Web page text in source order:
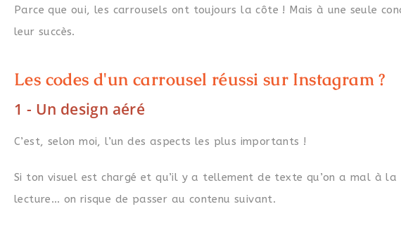
Parce que oui, les carrousels ont toujours la côte ! Mais à une seule
leur succès.
Les codes d'un carrousel réussi sur Instagram ?
1 - Un design aéré
C’est, selon moi, l’un des aspects les plus importants !
Si ton visuel est chargé et qu’il y a tellement de texte qu’on a mal à
lecture… on risque de passer au contenu suivant.